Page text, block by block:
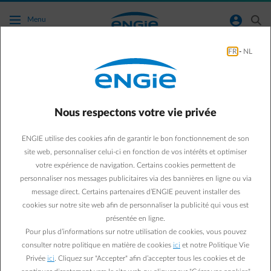
Accéder au contenu principal
Menu normal-account-circle search
Agir pour la planète
Comment ENGIE soutient
la transition énergétique
de la Belgique ?
07/05/2024 ·
FR - NL
Nous respectons votre vie privée
ENGIE utilise des cookies afin de garantir le bon fonctionnement de son
site web, personnaliser celui-ci en fonction de vos intérêts et optimiser
votre expérience de navigation. Certains cookies permettent de
personnaliser nos messages publicitaires via des bannières en ligne ou via
message direct. Certains partenaires d’ENGIE peuvent installer des
cookies sur notre site web afin de personnaliser la publicité qui vous est
présentée en ligne.
Pour plus d’informations sur notre utilisation de cookies, vous pouvez
consulter notre politique en matière de cookies ici et notre Politique Vie
Privée ici . Cliquez sur "Accepter" afin d’accepter tous les cookies et de